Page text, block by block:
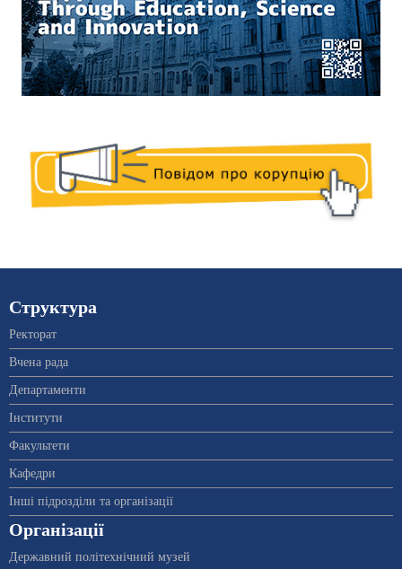
Структура
Ректорат
Вчена рада
Департаменти
Інститути
Факультети
Кафедри
Інші підрозділи та організації
Організації
Державний політехнічний музей